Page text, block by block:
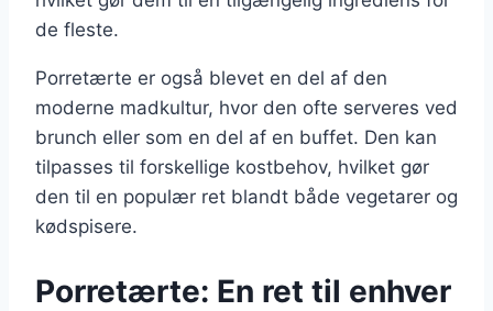
de fleste.
Porretærte er også blevet en del af den
moderne madkultur, hvor den ofte serveres ved
brunch eller som en del af en buffet. Den kan
tilpasses til forskellige kostbehov, hvilket gør
den til en populær ret blandt både vegetarer og
kødspisere.
Porretærte: En ret til enhver